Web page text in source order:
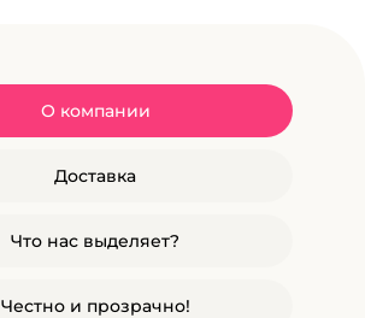
О компании
Доставка
Что нас выделяет?
Честно и прозрачно!